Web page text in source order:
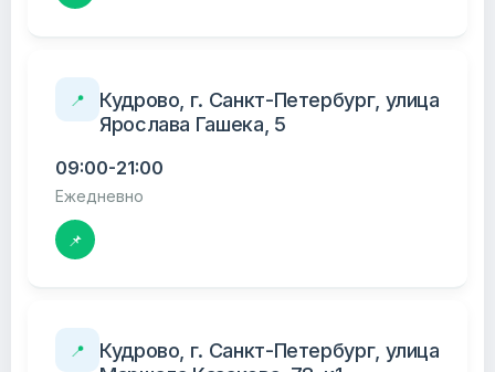
📍
Кудрово, г. Санкт-Петербург, улица
Ярослава Гашека, 5
09:00-21:00
Ежедневно
📌
📍
Кудрово, г. Санкт-Петербург, улица